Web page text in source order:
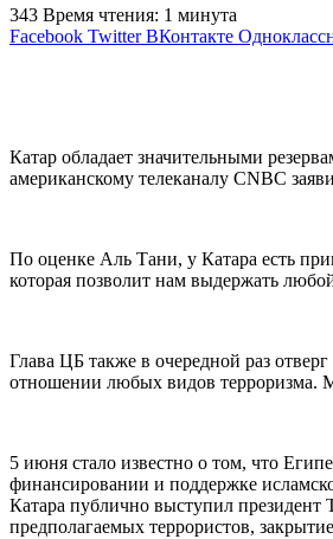
343 Время чтения: 1 минута
Facebook Twitter ВКонтакте
Катар обладает значительными
американскому телеканалу CNBC
По оценке Аль Тани, у Катара есть
которая позволит нам выдержать
Глава ЦБ также в очередной раз
отношении любых видов терроризма.
5 июня стало известно о том, что
финансировании и поддержке
Катара публично выступил
предполагаемых террористов,